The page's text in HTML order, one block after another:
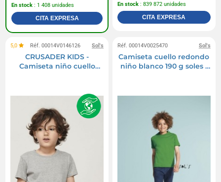
En stock : 1 408 unidades
CITA EXPRESA
En stock : 839 872 unidades
CITA EXPRESA
Sol's
5,0 Réf. 00014V0146126
CRUSADER KIDS -
Camiseta niño cuello
Sol's
Réf. 00014V0025470
Camiseta cuello redondo
niño blanco 190 g soles -